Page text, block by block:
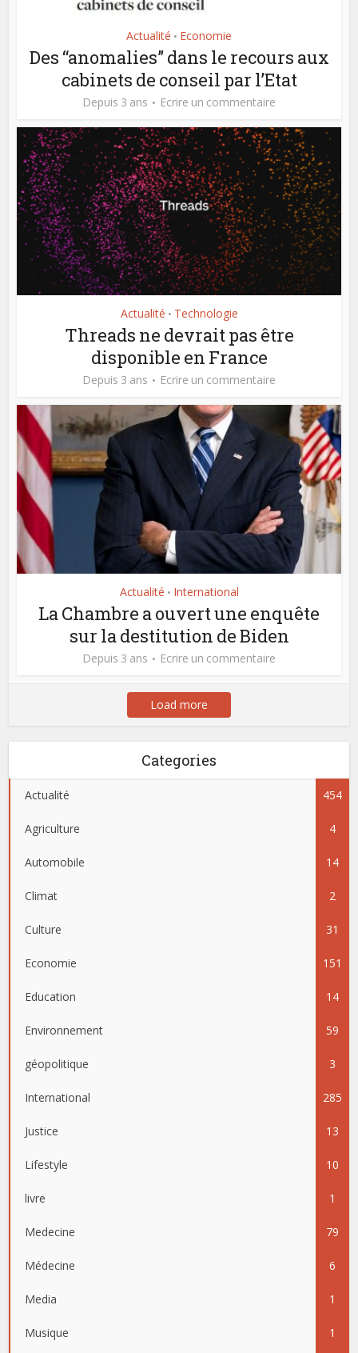
Actualité • Economie
Des “anomalies” dans le recours aux
cabinets de conseil par l’Etat
Depuis 3 ans Ecrire un commentaire
Actualité • Technologie
Threads ne devrait pas être
disponible en France
Depuis 3 ans Ecrire un commentaire
Actualité • International
La Chambre a ouvert une enquête
sur la destitution de Biden
Depuis 3 ans Ecrire un commentaire
Load more
Categories
Actualité 454
Agriculture 4
Automobile 14
Climat 2
Culture 31
Economie 151
Education 14
Environnement 59
géopolitique 3
International 285
Justice 13
Lifestyle 10
livre 1
Medecine 79
Médecine 6
Media 1
Musique 1